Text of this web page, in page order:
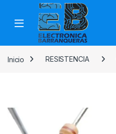
Inicio RESISTENCIA